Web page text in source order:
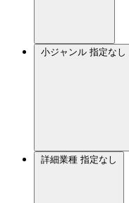
小ジャンル 指定なし
詳細業種 指定なし